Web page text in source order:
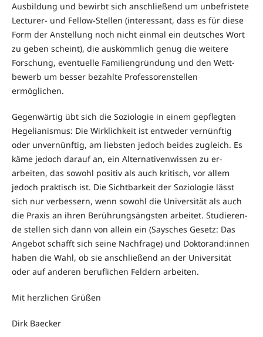
Ausbildung und bewirbt sich anschließend um unbefristete
Lec­turer- und Fellow-Stellen (interessant, dass es für diese
Form der An­stel­lung noch nicht einmal ein deutsches Wort
zu geben scheint), die aus­kömm­lich genug die weitere
Forschung, eventuelle Familiengründung und den Wett­
bewerb um besser bezahlte Professorenstellen
ermöglichen.
Gegenwärtig übt sich die Soziologie in einem gepflegten
Hege­lia­nis­mus: Die Wirklichkeit ist entweder vernünftig
oder unvernünftig, am lieb­sten je­doch beides zugleich. Es
käme jedoch darauf an, ein Alter­na­ti­ven­wissen zu er­­
arbeiten, das sowohl positiv als auch kritisch, vor allem
jedoch praktisch ist. Die Sichtbarkeit der Soziologie lässt
sich nur verbessern, wenn sowohl die Uni­versität als auch
die Praxis an ihren Be­rüh­rungs­ängsten arbeitet. Stu­die­ren­
de stellen sich dann von allein ein (Saysches Gesetz: Das
Angebot schafft sich seine Nachfrage) und Doktorand:innen
haben die Wahl, ob sie an­­schließend an der Universität
oder auf anderen beruflichen Feldern ar­bei­ten.
Mit herzlichen Grüßen
Dirk Baecker